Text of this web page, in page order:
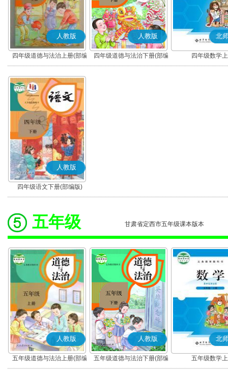
人教版
四年级道德与法治上册(部编
版)
人教版
四年级道德与法治下册(部编
版)
北
四年级数学
人教版
四年级语文下册(部编版)
五年级 甘肃省定西市五年级课本版本
人教版
五年级道德与法治上册(部编
版)
人教版
五年级道德与法治下册(部编
版)
北
五年级数学